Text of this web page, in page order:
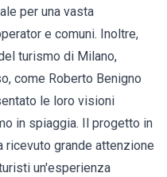
per una vasta
e comuni. Inoltre,
turismo di Milano,
come Roberto Benigno
le loro visioni
in spiaggia. Il progetto in
ricevuto grande attenzione
un'esperienza